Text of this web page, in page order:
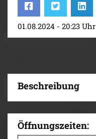
01.08.2024 - 20:23 Uhr
Beschreibung
Öffnungszeiten: